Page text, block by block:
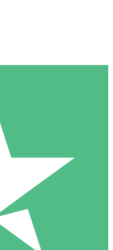
Pakete
Credits. Keine
erforderlich.